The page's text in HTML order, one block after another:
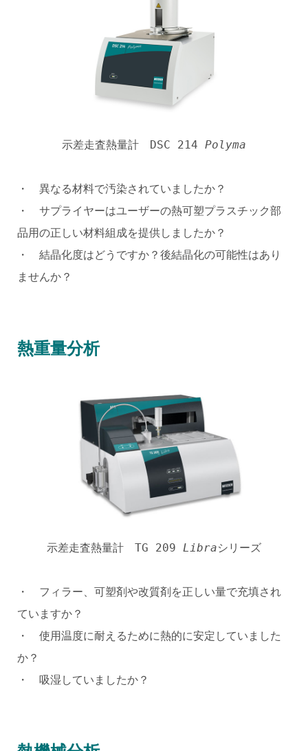
示差走査熱量計 DSC 214 Polyma
・ 異なる材料で汚染されていましたか？
・ サプライヤーはユーザーの熱可塑プラスチック部
品用の正しい材料組成を提供しましたか？
・ 結晶化度はどうですか？後結晶化の可能性はあり
ませんか？
熱重量分析
示差走査熱量計 TG 209 Libraシリーズ
・ フィラー、可塑剤や改質剤を正しい量で充填され
ていますか？
・ 使用温度に耐えるために熱的に安定していました
か？
・ 吸湿していましたか？